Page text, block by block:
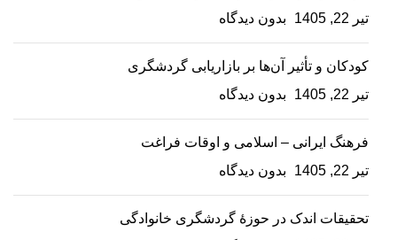
تیر 22, 1405
بدون دیدگاه
کودکان و تأثیر آن‌ها بر بازاریابی گردشگری
تیر 22, 1405
بدون دیدگاه
فرهنگ ایرانی – اسلامی و اوقات فراغت
تیر 22, 1405
بدون دیدگاه
تحقیقات اندک در حوزۀ گردشگری خانوادگی